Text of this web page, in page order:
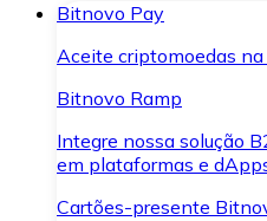
Bitnovo Pay
Aceite criptomoedas na
Bitnovo Ramp
Integre nossa solução
em plataformas e
Cartões-presente